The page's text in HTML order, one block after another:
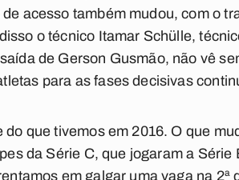
acesso também mudou, com o
o técnico Itamar Schülle,
de Gerson Gusmão, não vê
para as fases decisivas
que tivemos em 2016. O que
da Série C, que jogaram a Série
em galgar uma vaga na 2ª